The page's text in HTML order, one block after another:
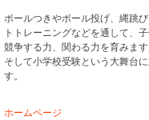
ボールつきやボール投げ、縄跳
トトレーニングなどを通して、
競争する力、関わる力を育みます
そして小学校受験という大舞台
す。
ホームページ